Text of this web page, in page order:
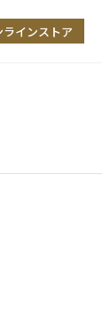
ラインストア